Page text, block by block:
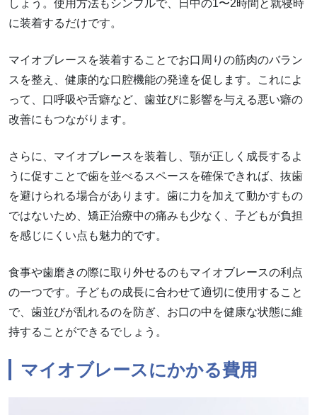
しょう。使用方法もシンプルで、日中の1〜2時間と就寝時
に装着するだけです。
マイオブレースを装着することでお口周りの筋肉のバラン
スを整え、健康的な口腔機能の発達を促します。これによ
って、口呼吸や舌癖など、歯並びに影響を与える悪い癖の
改善にもつながります。
さらに、マイオブレースを装着し、顎が正しく成長するよ
うに促すことで歯を並べるスペースを確保できれば、抜歯
を避けられる場合があります。歯に力を加えて動かすもの
ではないため、矯正治療中の痛みも少なく、子どもが負担
を感じにくい点も魅力的です。
食事や歯磨きの際に取り外せるのもマイオブレースの利点
の一つです。子どもの成長に合わせて適切に使用すること
で、歯並びが乱れるのを防ぎ、お口の中を健康な状態に維
持することができるでしょう。
マイオブレースにかかる費用